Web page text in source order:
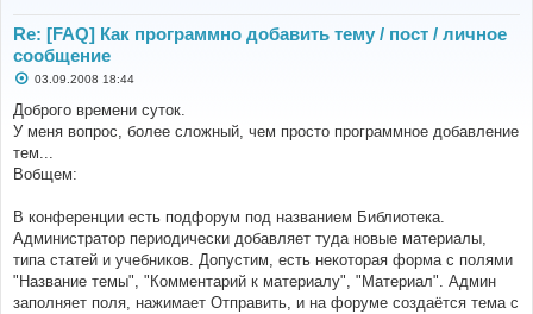
$login = $auth->login($username, $password,
$autologin);
// Send headers
header( 'Cache-Control: private, no-cache="set-
header
// Check if user has tried to log in and greet him if
login is successful
if((!empty($login) && $login['status'] ==
LOGIN_SUCCESS) || $user ->data['user_id'] !=
ANONYMOUS)
Re: [FAQ] Как программно добавить тему / пост / личное
сообщение
С
о
б
щ
е
н
и
03.09.2008 18:44
Доброго времени суток.
У меня вопрос, более сложный, чем просто программное добавление
тем...
Вобщем:
В конференции есть подфорум под названием Библиотека.
Администратор периодически добавляет туда новые материалы,
типа статей и учебников. Допустим, есть некоторая форма с полями
"Название темы", "Комментарий к материалу", "Материал". Админ
заполняет поля, нажимает Отправить, и на форуме создаётся тема с